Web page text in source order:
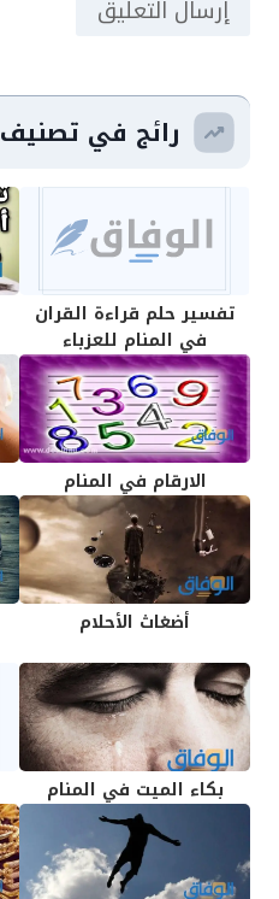
رائج في تصنيف
تفسير حلم قراءة القران
في المنام للعزباء
الارقام في المنام
أضغاث الأحلام
بكاء الميت في المنام